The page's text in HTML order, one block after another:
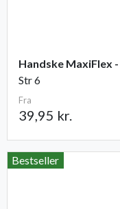
Str 6
Fra
39,95 kr.
Bestseller